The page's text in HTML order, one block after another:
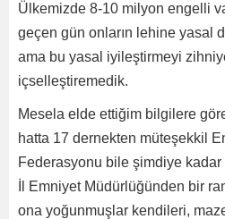
Ülkemizde 8-10 milyon engelli
geçen gün onların lehine yasal
ama bu yasal iyileştirmeyi
içselleştiremedik.
Mesela elde ettiğim bilgilere
hatta 17 dernekten müteşekkil
Federasyonu bile şimdiye
İl Emniyet Müdürlüğünden bir
ona yoğunmuşlar kendileri,